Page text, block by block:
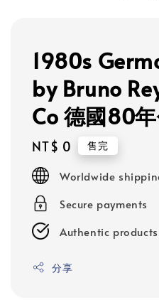
1980s
by Bruno
Co 德國80
Regular
price
NT$ 0 售完
Worldwide
Secure payments
Authentic products
分享